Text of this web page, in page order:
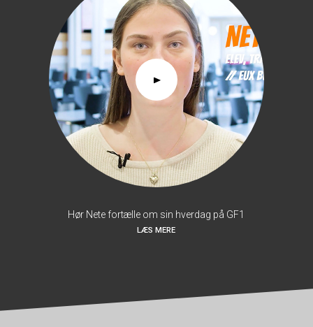
Hør Nete fortælle om sin hverdag på GF1
LÆS MERE